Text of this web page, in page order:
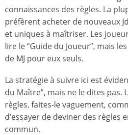
connaissances des règles. La
préfèrent acheter de nouveaux
et uniques à maîtriser. Les
lire le “Guide du Joueur”, mais
de MJ pour eux seuls.
La stratégie à suivre ici est
du Maître”, mais ne le dites pas.
règles, faites-le vaguement,
d’essayer de deviner des règles
commun.